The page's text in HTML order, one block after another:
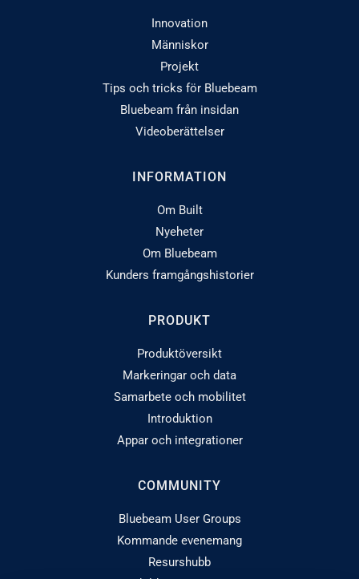
Innovation
Människor
Projekt
Tips och tricks för Bluebeam
Bluebeam från insidan
Videoberättelser
INFORMATION
Om Built
Nyeheter
Om Bluebeam
Kunders framgångshistorier
PRODUKT
Produktöversikt
Markeringar och data
Samarbete och mobilitet
Introduktion
Appar och integrationer
COMMUNITY
Bluebeam User Groups
Kommande evenemang
Resurshubb